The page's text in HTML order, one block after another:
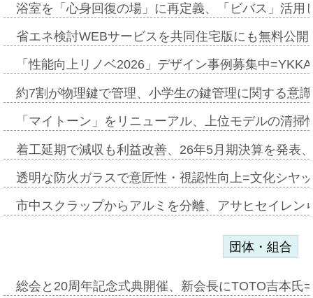
浴室を「心身回復の場」に再定義、「ビバス」活
省エネ検討WEBサービスを共同住宅版にも無料公
「性能向上リノベ2026」デザイン事例募集中
約7割が物理鍵で管理、小学生の鍵管理に関する意
「マイトーン」をリニューアル、上位モデルの清
着工延期で減収も利益改善、26年5月期決算を発表
透明な防火ガラスで意匠性・視認性向上=文化シヤ
市中スクラップからアルミを分離、アサヒセイレ
団体・組合
総会と20周年記念式典開催、新会長にTOTO吉本氏